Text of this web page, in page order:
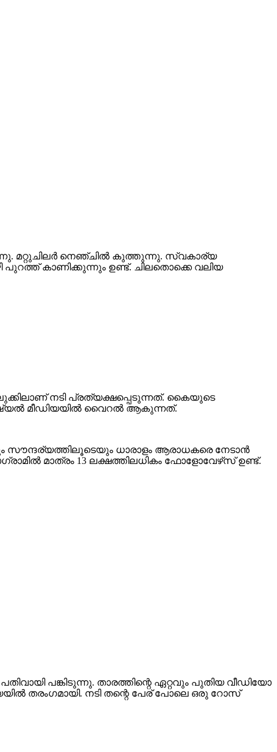
മറ്റുചിലര്‍ നെഞ്ചില്‍ കുത്തുന്നു. സ്വകാര്യ
പുറത്ത് കാണിക്കുന്നും ഉണ്ട്. ചിലതൊക്കെ വലിയ
നടി പ്രത്യക്ഷപ്പെടുന്നത്. കൈയുടെ
മീഡിയയില്‍ വൈറല്‍ ആകുന്നത്.
സൗന്ദര്യത്തിലൂടെയും ധാരാളം ആരാധകരെ നേടാൻ
മാത്രം 13 ലക്ഷത്തിലധികം ഫോളോവേഴ്‌സ് ഉണ്ട്.
പങ്കിടുന്നു. താരത്തിന്റെ ഏറ്റവും പുതിയ വീഡിയോ
തരംഗമായി. നടി തന്റെ പേര് പോലെ ഒരു റോസ്